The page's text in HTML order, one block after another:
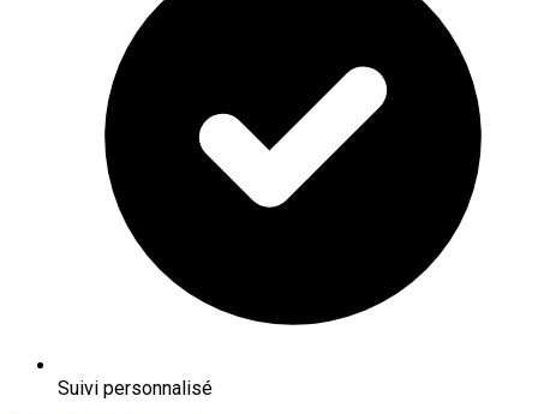
Suivi personnalisé